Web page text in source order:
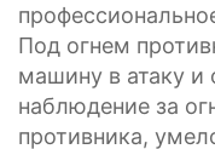
Под огнем
машину в атаку и
наблюдение за
противника,